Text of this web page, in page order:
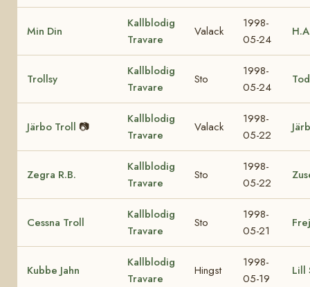
Min Din
Kallblodig
Travare
Valack
1998-
05-24
Trollsy
Kallblodig
Travare
Sto
1998-
05-24
Järbo Troll 📷
Kallblodig
Travare
Valack
1998-
05-22
Zegra R.B.
Kallblodig
Travare
Sto
1998-
05-22
Cessna Troll
Kallblodig
Travare
Sto
1998-
05-21
Kubbe Jahn
Kallblodig
Travare
Hingst
1998-
05-19
Lill